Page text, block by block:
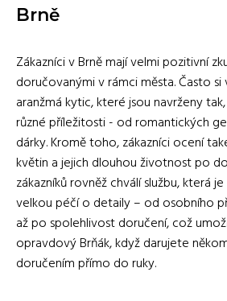
Brně
Zákazníci v Brně mají velmi pozitivní
doručovanými v rámci města. Často si
aranžmá kytic, které jsou navrženy
různé příležitosti - od romantických
dárky. Kromě toho, zákazníci ocení
květin a jejich dlouhou životnost po
zákazníků rovněž chválí službu, která
velkou péčí o detaily – od osobního
až po spolehlivost doručení, což
opravdový Brňák, když darujete
doručením přímo do ruky.